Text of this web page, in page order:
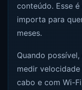
conteúdo. Esse
importa para
meses.
Quando
medir
cabo e com Wi-